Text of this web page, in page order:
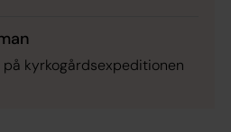
kyrkogårdsexpeditionen